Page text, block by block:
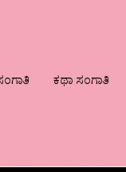
ಕಥಾ ಸಂಗಾತಿ